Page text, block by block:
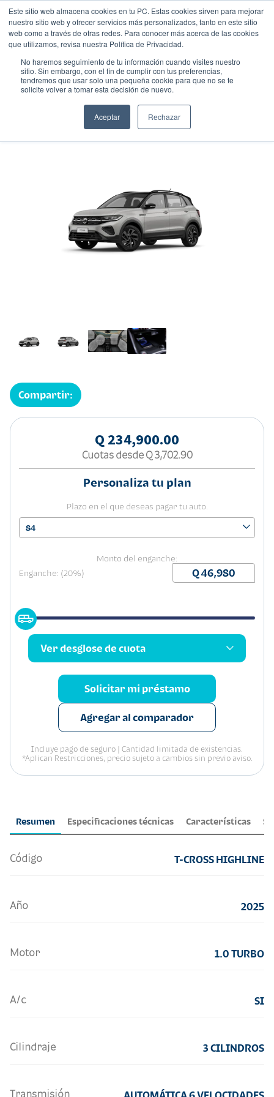
Este sitio web almacena cookies en tu PC. Estas cookies sirven para mejorar
nuestro sitio web y ofrecer servicios más personalizados, tanto en este sitio
web como a través de otras redes. Para conocer más acerca de las cookies
que utilizamos, revisa nuestra Política de Privacidad.
No haremos seguimiento de tu información cuando visites nuestro
sitio. Sin embargo, con el fin de cumplir con tus preferencias,
tendremos que usar solo una pequeña cookie para que no se te
solicite volver a tomar esta decisión de nuevo.
Aceptar Rechazar
VOLKSWAGEN T-CROSS HIGHLINE
GASOLINA
Resumen Especificaciones técnicas Características
Código T-CROSS HIGHLINE
Año 2025
Motor 1.0 TURBO
A/c SI
Cilindraje 3 CILINDROS
Transmisión
Compartir:
Q 234,900.00
Cuotas desde Q 3,702.90
Personaliza tu plan
Plazo en el que deseas pagar tu auto.
84
Monto del enganche:
Enganche: (20%)
Ver desglose de cuota
Solicitar mi préstamo
Agregar al comparador
Incluye pago de seguro | Cantidad limitada de existencias.
*Aplican Restricciones, precio sujeto a cambios sin previo aviso.